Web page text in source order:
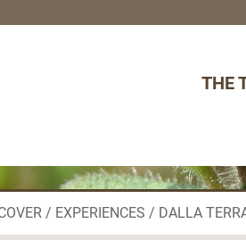
THE
EXPERIENCES DALLA